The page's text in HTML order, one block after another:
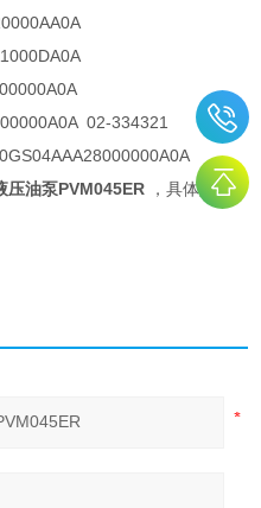
02-334321
压油泵PVM045ER ，具体型号